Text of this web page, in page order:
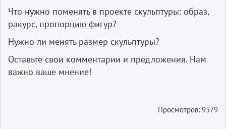
Что нужно поменять в проекте скульптуры: образ,
ракурс, пропорцию фигур?
Нужно ли менять размер скульптуры?
Оставьте свои комментарии и предложения. Нам
важно ваше мнение!
Просмотров: 9579